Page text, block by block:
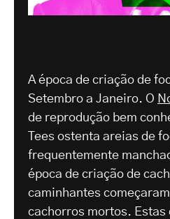
A época de criação de
Setembro a Janeiro. O
de reprodução bem
Tees ostenta areias de
frequentemente
época de criação de
caminhantes
cachorros mortos. Estas